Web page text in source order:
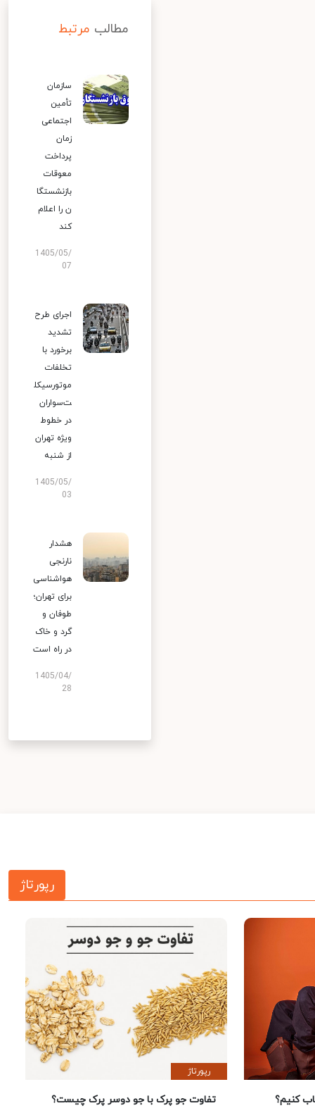
مطالب مرتبط
سازمان
تأمین
اجتماعی
زمان
پرداخت
معوقات
بازنشستگا
ن را اعلام
کند
1405/05/
07
اجرای طرح
تشدید
برخورد با
تخلفات
موتورسیکل
ت‌سواران
در خطوط
ویژه تهران
از شنبه
1405/05/
03
هشدار
نارنجی
هواشناسی
برای تهران؛
طوفان و
گرد و خاک
در راه است
1405/04/
28
رپورتاژ
کنیم؟
رپورتاژ
تفاوت جو پرک با جو دوسر پرک چیست؟